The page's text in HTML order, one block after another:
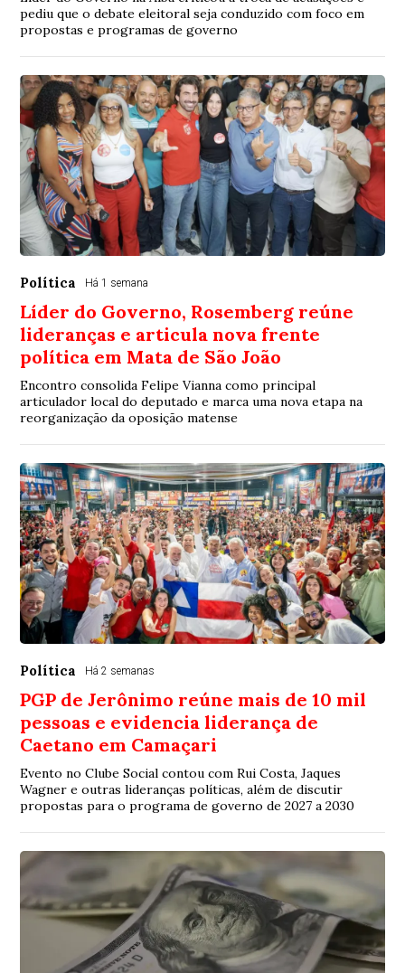
pediu que o debate eleitoral seja conduzido com foco em
propostas e programas de governo
Política Há 1 semana
Líder do Governo, Rosemberg reúne
lideranças e articula nova frente
política em Mata de São João
Encontro consolida Felipe Vianna como principal
articulador local do deputado e marca uma nova etapa na
reorganização da oposição matense
Política Há 2 semanas
PGP de Jerônimo reúne mais de 10 mil
pessoas e evidencia liderança de
Caetano em Camaçari
Evento no Clube Social contou com Rui Costa, Jaques
Wagner e outras lideranças políticas, além de discutir
propostas para o programa de governo de 2027 a 2030